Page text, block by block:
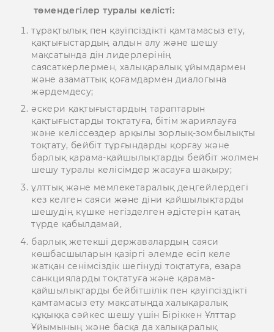
төмендегілер туралы келісті:
тұрақтылық пен қауіпсіздікті қамтамасыз ету,
қақтығыстардың алдын алу және шешу
мақсатында дін лидерлерінің
саясаткерлермен, халықаралық ұйымдармен
және азаматтық қоғамдармен диалогына
жәрдемдесу;
әскери қақтығыстардың тараптарын
қақтығыстарды тоқтатуға, бітім жариялауға
және келіссөздер арқылы зорлық-зомбылықты
тоқтату, бейбіт тұрғындарды қорғау және
барлық қарама-қайшылықтарды бейбіт жолмен
шешу туралы келісімдер жасауға шақыру;
ұлттық және мемлекетаралық деңгейлердегі
кез келген саяси және діни қайшылықтарды
шешудің күшке негізделген әдістерін қатаң
түрде қабылдамай,
барлық жетекші державалардың саяси
көшбасшыларын қазіргі әлемде өсіп келе
жатқан сенімсіздік шегінуді тоқтатуға, өзара
санкцияларды тоқтатуға және қарама-
қайшылықтарды бейбітшілік пен қауіпсіздікті
қамтамасыз ету мақсатында халықаралық
құқыққа сәйкес шешу үшін Біріккен Ұлттар
Ұйымының және басқа да халықаралық